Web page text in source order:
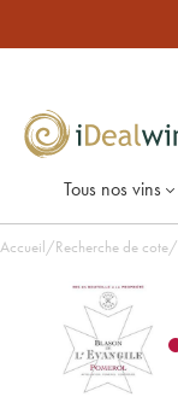
Tous nos vins
Accueil/Recherche de cote/